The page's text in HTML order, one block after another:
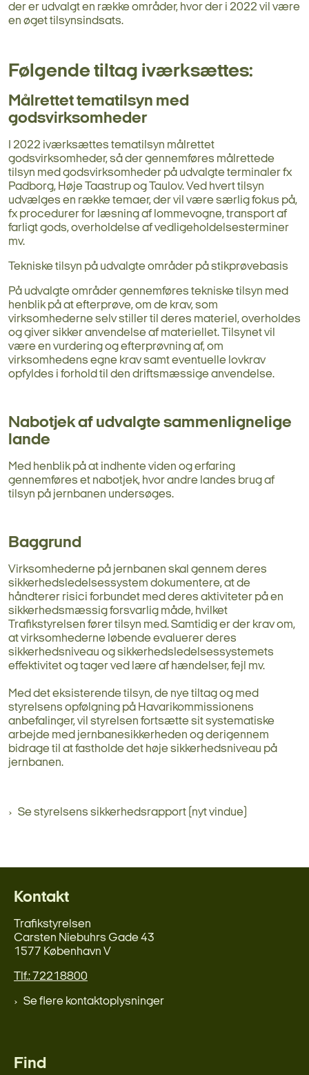
der er udvalgt en række områder, hvor der i 2022 vil være
en øget tilsynsindsats.
Følgende tiltag iværksættes:
Målrettet tematilsyn med
godsvirksomheder
I 2022 iværksættes tematilsyn målrettet
godsvirksomheder, så der gennemføres målrettede
tilsyn med godsvirksomheder på udvalgte terminaler fx
Padborg, Høje Taastrup og Taulov. Ved hvert tilsyn
udvælges en række temaer, der vil være særlig fokus på,
fx procedurer for læsning af lommevogne, transport af
farligt gods, overholdelse af vedligeholdelsesterminer
mv.
Tekniske tilsyn på udvalgte områder på stikprøvebasis
På udvalgte områder gennemføres tekniske tilsyn med
henblik på at efterprøve, om de krav, som
virksomhederne selv stiller til deres materiel, overholdes
og giver sikker anvendelse af materiellet. Tilsynet vil
være en vurdering og efterprøvning af, om
virksomhedens egne krav samt eventuelle lovkrav
opfyldes i forhold til den driftsmæssige anvendelse.
Nabotjek af udvalgte sammenlignelige
lande
Med henblik på at indhente viden og erfaring
gennemføres et nabotjek, hvor andre landes brug af
tilsyn på jernbanen undersøges.
Baggrund
Virksomhederne på jernbanen skal gennem deres
sikkerhedsledelsessystem dokumentere, at de
håndterer risici forbundet med deres aktiviteter på en
sikkerhedsmæssig forsvarlig måde, hvilket
Trafikstyrelsen fører tilsyn med. Samtidig er der krav om,
at virksomhederne løbende evaluerer deres
sikkerhedsniveau og sikkerhedsledelsessystemets
effektivitet og tager ved lære af hændelser, fejl mv.
Med det eksisterende tilsyn, de nye tiltag og med
styrelsens opfølgning på Havarikommissionens
anbefalinger, vil styrelsen fortsætte sit systematiske
arbejde med jernbanesikkerheden og derigennem
bidrage til at fastholde det høje sikkerhedsniveau på
jernbanen.
Se styrelsens sikkerhedsrapport (nyt vindue)
Kontakt
Trafikstyrelsen
Carsten Niebuhrs Gade 43
1577 København V
Tlf.: 72218800
Se flere kontaktoplysninger
Find